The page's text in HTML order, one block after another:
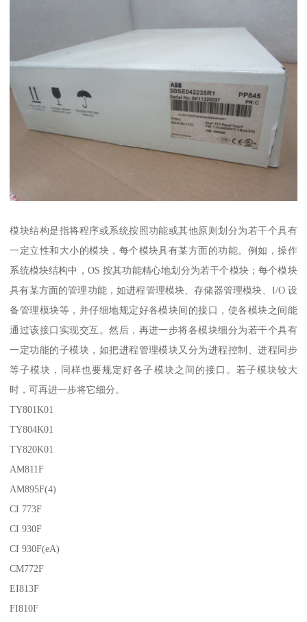
模块结构是指将程序或系统按照功能或其他原则划分为若干个具有
一定立性和大小的模块，每个模块具有某方面的功能。例如，操作
系统模块结构中，OS 按其功能精心地划分为若干个模块；每个模块
具有某方面的管理功能，如进程管理模块、存储器管理模块、I/O 设
备管理模块等，并仔细地规定好各模块间的接口，使各模块之间能
通过该接口实现交互。然后，再进一步将各模块细分为若干个具有
一定功能的子模块，如把进程管理模块又分为进程控制、进程同步
等子模块，同样也要规定好各子模块之间的接口。若子模块较大
时，可再进一步将它细分。
TY801K01
TY804K01
TY820K01
AM811F
AM895F(4)
CI 773F
CI 930F
CI 930F(eA)
CM772F
EI813F
FI810F